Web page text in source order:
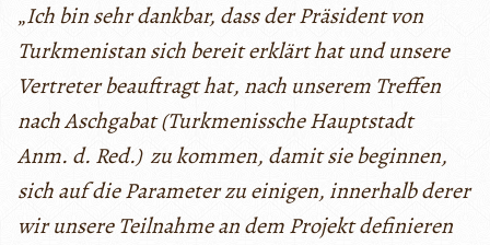
„Ich bin sehr dankbar, dass der Präsident von
Turkmenistan sich bereit erklärt hat und unsere
Vertreter beauftragt hat, nach unserem Treffen
nach Aschgabat (Turkmenissche Hauptstadt
Anm. d. Red.) zu kommen, damit sie beginnen,
sich auf die Parameter zu einigen, innerhalb derer
wir unsere Teilnahme an dem Projekt definieren